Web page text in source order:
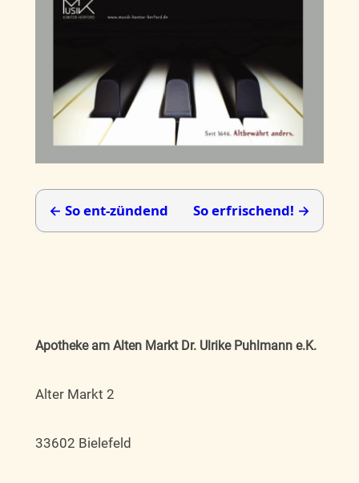
← So ent-zündend So erfrischend! →
Apotheke am Alten Markt Dr. Ulrike Puhlmann e.K.
Alter Markt 2
33602 Bielefeld